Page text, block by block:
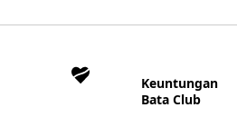
Keuntungan
Bata Club